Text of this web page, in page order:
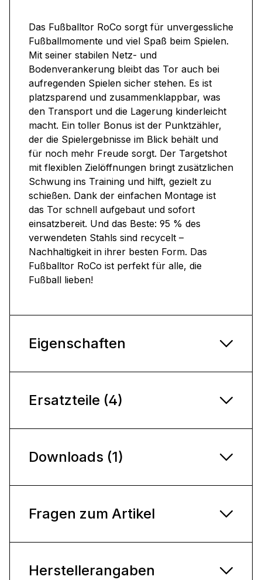
Das Fußballtor RoCo sorgt für unvergessliche
Fußballmomente und viel Spaß beim Spielen.
Mit seiner stabilen Netz- und
Bodenverankerung bleibt das Tor auch bei
aufregenden Spielen sicher stehen. Es ist
platzsparend und zusammenklappbar, was
den Transport und die Lagerung kinderleicht
macht. Ein toller Bonus ist der Punktzähler,
der die Spielergebnisse im Blick behält und
für noch mehr Freude sorgt. Der Targetshot
mit flexiblen Zielöffnungen bringt zusätzlichen
Schwung ins Training und hilft, gezielt zu
schießen. Dank der einfachen Montage ist
das Tor schnell aufgebaut und sofort
einsatzbereit. Und das Beste: 95 % des
verwendeten Stahls sind recycelt –
Nachhaltigkeit in ihrer besten Form. Das
Fußballtor RoCo ist perfekt für alle, die
Fußball lieben!
Eigenschaften
Ersatzteile (4)
Downloads (1)
Fragen zum Artikel
Herstellerangaben